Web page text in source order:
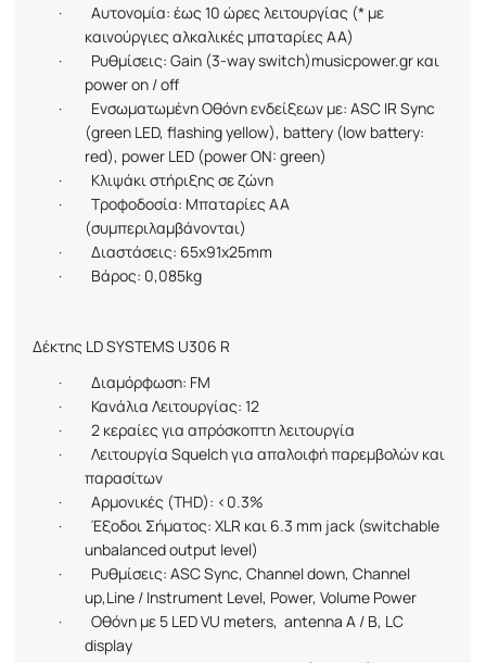
·
Αυτονομία: έως 10 ώρες λειτουργίας (* με
καινούργιες αλκαλικές μπαταρίες AA)
·
Ρυθμίσεις: Gain (3-way switch)musicpower.gr και
power on / off
·
ΕνσωματωμένηΟθόνηενδείξεων με: ASC IR Sync
(green LED, flashing yellow), battery (low battery:
red), power LED (power ON: green)
·
Κλιψάκι στήριξης σε ζώνη
·
Τροφοδοσία: Μπαταρίες AA
(συμπεριλαμβάνονται)
·
Διαστάσεις: 65x91x25mm
·
Βάρος: 0,085kg
Δέκτης LD SYSTEMS U306 R
·
Διαμόρφωση: FM
·
Κανάλια Λειτουργίας: 12
·
2 κεραίες για απρόσκοπτη λειτουργία
·
Λειτουργία Squelchγια απαλοιφή παρεμβολών και
παρασίτων
·
Αρμονικές (THD): <0.3%
·
Έξοδοι Σήματος: XLR και 6.3 mm jack (switchable
unbalanced output level)
·
Ρυθμίσεις: ASC Sync, Channel down, Channel
up,Line / Instrument Level, Power, Volume Power
·
Οθόνη με 5 LED VU meters, antenna A / B, LC
display